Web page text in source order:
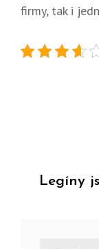
firmy, tak i
Legíny